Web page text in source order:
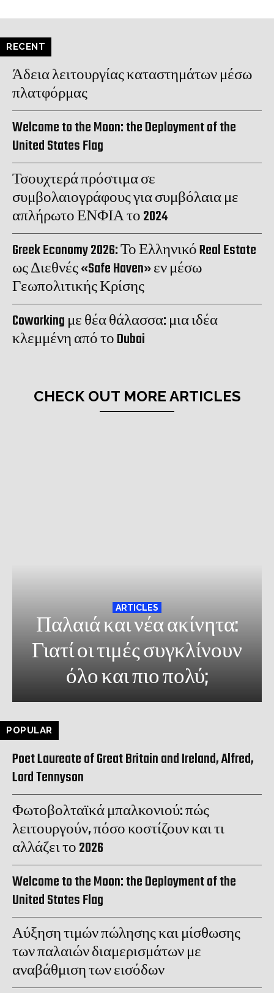
RECENT
Άδεια λειτουργίας καταστημάτων μέσω
πλατφόρμας
Welcome to the Moon: the Deployment of the
United States Flag
Τσουχτερά πρόστιμα σε
συμβολαιογράφους για συμβόλαια με
απλήρωτο ΕΝΦΙΑ το 2024
Greek Economy 2026: Το Ελληνικό Real Estate
ως Διεθνές «Safe Haven» εν μέσω
Γεωπολιτικής Κρίσης
Coworking με θέα θάλασσα: μια ιδέα
κλεμμένη από το Dubai
CHECK OUT MORE ARTICLES
ARTICLES
Παλαιά και νέα ακίνητα:
Γιατί οι τιμές συγκλίνουν
όλο και πιο πολύ;
POPULAR
Poet Laureate of Great Britain and Ireland, Alfred,
Lord Tennyson
Φωτοβολταϊκά μπαλκονιού: πώς
λειτουργούν, πόσο κοστίζουν και τι
αλλάζει το 2026
Welcome to the Moon: the Deployment of the
United States Flag
Αύξηση τιμών πώλησης και μίσθωσης
των παλαιών διαμερισμάτων με
αναβάθμιση των εισόδων